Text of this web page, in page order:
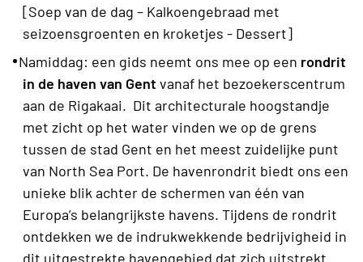
[Soep van de dag – Kalkoengebraad met
seizoensgroenten en kroketjes - Dessert]
Namiddag: een gids neemt ons mee op een rondrit
in de haven van Gent vanaf het bezoekerscentrum
aan de Rigakaai. Dit architecturale hoogstandje
met zicht op het water vinden we op de grens
tussen de stad Gent en het meest zuidelijke punt
van North Sea Port. De havenrondrit biedt ons een
unieke blik achter de schermen van één van
Europa’s belangrijkste havens. Tijdens de rondrit
ontdekken we de indrukwekkende bedrijvigheid in
dit uitgestrekte havengebied dat zich uitstrekt